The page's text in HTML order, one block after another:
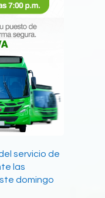
servicio de
las
domingo